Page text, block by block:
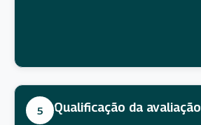
5 Qualificação da avaliação